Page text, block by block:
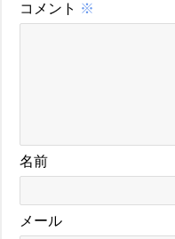
コメント ※
名前
メール